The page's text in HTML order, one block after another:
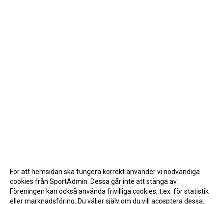
För att hemsidan ska fungera korrekt använder vi nödvändiga
cookies från SportAdmin. Dessa går inte att stänga av.
Föreningen kan också använda frivilliga cookies, t.ex. för statistik
eller marknadsföring. Du väljer själv om du vill acceptera dessa.